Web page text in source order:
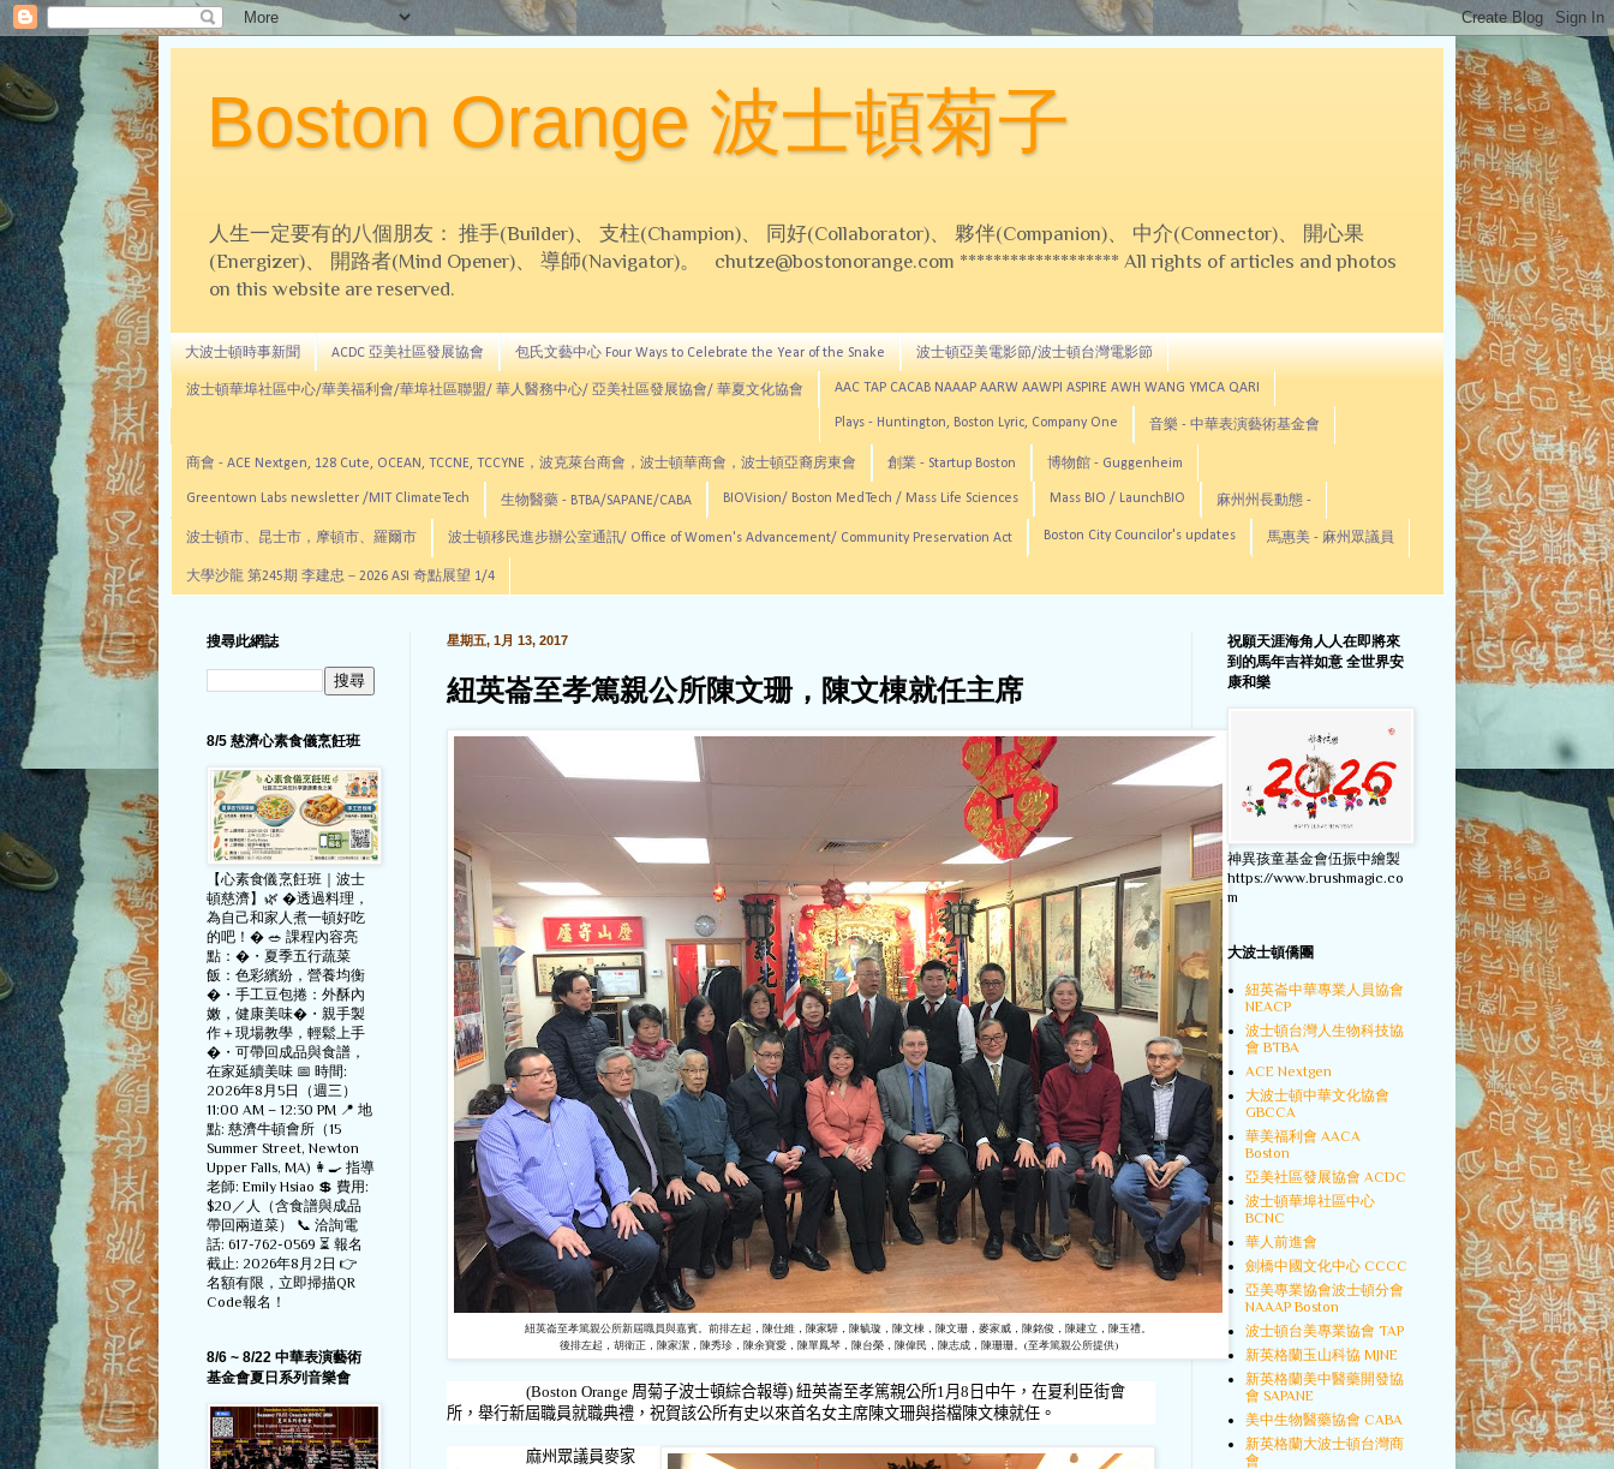
Boston Orange 波士頓菊子
人生一定要有的八個朋友： 推手(Builder)、 支柱(Champion)、 同好(Collaborator)、 夥伴(Companion)、 中介(Connector)、 開心果
(Energizer)、 開路者(Mind Opener)、 導師(Navigator)。 chutze@bostonorange.com ******************* All rights of articles and photos
on this website are reserved.
大波士頓時事新聞 ACDC 亞美社區發展協會 包氏文藝中心 Four Ways to Celebrate the Year of the Snake 波士頓亞美電影節/波士頓台灣電影節
波士頓華埠社區中心/華美福利會/華埠社區聯盟/ 華人醫務中心/ 亞美社區發展協會/ 華夏文化協會 AAC TAP CACAB NAAAP AARW AAWPI ASPIRE AWH WANG YMCA QARI
Plays - Huntington, Boston Lyric, Company One 音樂 - 中華表演藝術基金會
商會 - ACE Nextgen, 128 Cute, OCEAN, TCCNE, TCCYNE，波克萊台商會，波士頓華商會，波士頓亞裔房東會 創業 - Startup Boston 博物館 - Guggenheim
Greentown Labs newsletter /MIT ClimateTech 生物醫藥 - BTBA/SAPANE/CABA BIOVision/ Boston MedTech / Mass Life Sciences Mass BIO / LaunchBIO 麻州州長動態 -
波士頓市、昆士市，摩頓市、羅爾市 波士頓移民進步辦公室通訊/ Office of Women's Advancement/ Community Preservation Act Boston City Councilor's updates 馬惠美 - 麻州眾議員
大學沙龍 第245期 李建忠－2026 ASI 奇點展望 1/4
星期五, 1月 13, 2017
紐英崙至孝篤親公所陳文珊，陳文棟就任主席
紐英崙至孝篤親公所新屆職員與嘉賓。前排左起，陳仕維，陳家驊，陳毓璇，陳文棟，陳文珊，麥家威，陳銘俊，陳建立，陳玉禮。
後排左起，胡衛正，陳家潔，陳秀珍，陳余寶愛，陳單鳳琴，陳台榮，陳偉民，陳志成，陳珊珊。(至孝篤親公所提供)
(Boston Orange 周菊子波士頓綜合報導) 紐英崙至孝篤親公所1月 8 日中午，在夏利臣街會
所，舉行新屆職員就職典禮，祝賀該公所有史以來首名女主席陳文珊與搭檔陳文棟就任。
麻州眾議員麥家
搜尋此網誌
8/5 慈濟心素食儀烹飪班
【心素食儀烹飪班｜波士
頓慈濟】🌿 �透過料理，
為自己和家人煮一頓好吃
的吧！� 🥗 課程內容亮
點：�・夏季五行蔬菜
飯：色彩繽紛，營養均衡
�・手工豆包捲：外酥內
嫩，健康美味�・親手製
作＋現場教學，輕鬆上手
�・可帶回成品與食譜，
在家延續美味 📅 時間:
2026年8月5日（週三）
11:00 AM – 12:30 PM 📍 地
點: 慈濟牛頓會所（15
Summer Street, Newton
Upper Falls, MA) 👩‍🍳 指導
老師: Emily Hsiao 💲 費用:
$20／人（含食譜與成品
帶回兩道菜） 📞 洽詢電
話: 617-762-0569 ⏳ 報名
截止: 2026年8月2日 👉
名額有限，立即掃描QR
Code報名！
8/6 ~ 8/22 中華表演藝術
基金會夏日系列音樂會
祝願天涯海角人人在即將來
到的馬年吉祥如意 全世界安
康和樂
神異孩童基金會伍振中繪製
https://www.brushmagic.co
m
大波士頓僑團
紐英崙中華專業人員協會
NEACP
波士頓台灣人生物科技協
會 BTBA
ACE Nextgen
大波士頓中華文化協會
GBCCA
華美福利會 AACA
Boston
亞美社區發展協會 ACDC
波士頓華埠社區中心
BCNC
華人前進會
劍橋中國文化中心 CCCC
亞美專業協會波士頓分會
NAAAP Boston
波士頓台美專業協會 TAP
新英格蘭玉山科協 MJNE
新英格蘭美中醫藥開發協
會 SAPANE
美中生物醫藥協會 CABA
新英格蘭大波士頓台灣商
會